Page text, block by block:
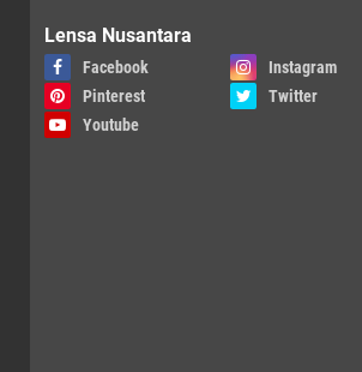
Lensa Nusantara
Facebook
Instagram
Pinterest
Twitter
Youtube